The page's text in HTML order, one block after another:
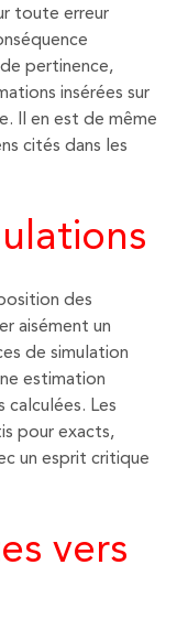
toute erreur
pertinence,
insérées sur
Il en est de même
cités dans les
des
aisément un
de simulation
estimation
calculées. Les
pour exacts,
un esprit critique
vers